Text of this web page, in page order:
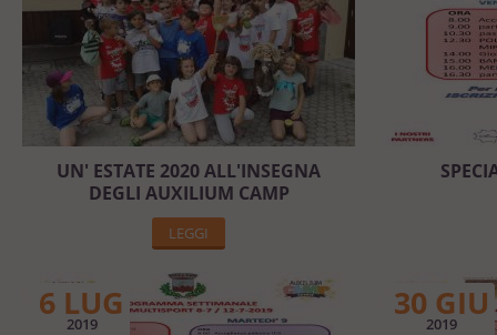
UN' ESTATE 2020 ALL'INSEGNA
DEGLI AUXILIUM CAMP
LEGGI
6 LUG
2019
30 GIU
2019